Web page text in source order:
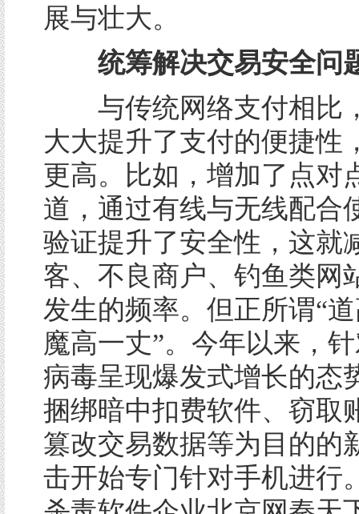
展与壮大。
统筹解决交易安全问
与传统网络支付相比
大大提升了支付的便捷性
更高。比如，增加了点对
道，通过有线与无线配合
验证提升了安全性，这就
客、不良商户、钓鱼类网
发生的频率。但正所谓“
魔高一丈”。今年以来，
病毒呈现爆发式增长的态
捆绑暗中扣费软件、窃取
篡改交易数据等为目的的
击开始专门针对手机进行